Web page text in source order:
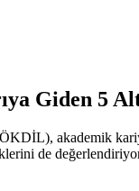
Giden 5
akademik
de